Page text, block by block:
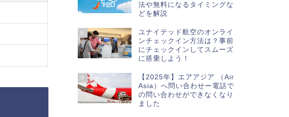
法や無料になるタイミングな
どを解説
8
ユナイテッド航空のオンライ
ンチェックイン方法は？事前
にチェックインしてスムーズ
に搭乗しよう！
9
【2025年】エアアジア （Air
Asia）へ問い合わせー電話で
の問い合わせができなくなり
ました